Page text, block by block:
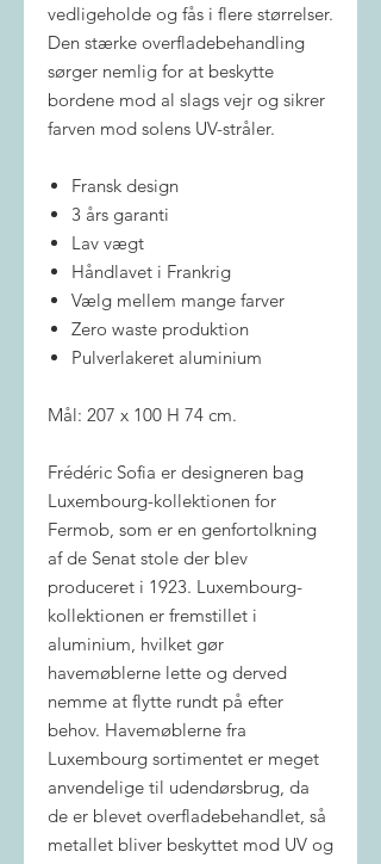
vedligeholde og fås i flere størrelser.
Den stærke overfladebehandling
sørger nemlig for at beskytte
bordene mod al slags vejr og sikrer
farven mod solens UV-stråler.
Fransk design
3 års garanti
Lav vægt
Håndlavet i Frankrig
Vælg mellem mange farver
Zero waste produktion
Pulverlakeret aluminium
Mål: 207 x 100 H 74 cm.
Frédéric Sofia er designeren bag
Luxembourg-kollektionen for
Fermob, som er en genfortolkning
af de Senat stole der blev
produceret i 1923. Luxembourg-
kollektionen er fremstillet i
aluminium, hvilket gør
havemøblerne lette og derved
nemme at flytte rundt på efter
behov. Havemøblerne fra
Luxembourg sortimentet er meget
anvendelige til udendørsbrug, da
de er blevet overfladebehandlet, så
metallet bliver beskyttet mod UV og